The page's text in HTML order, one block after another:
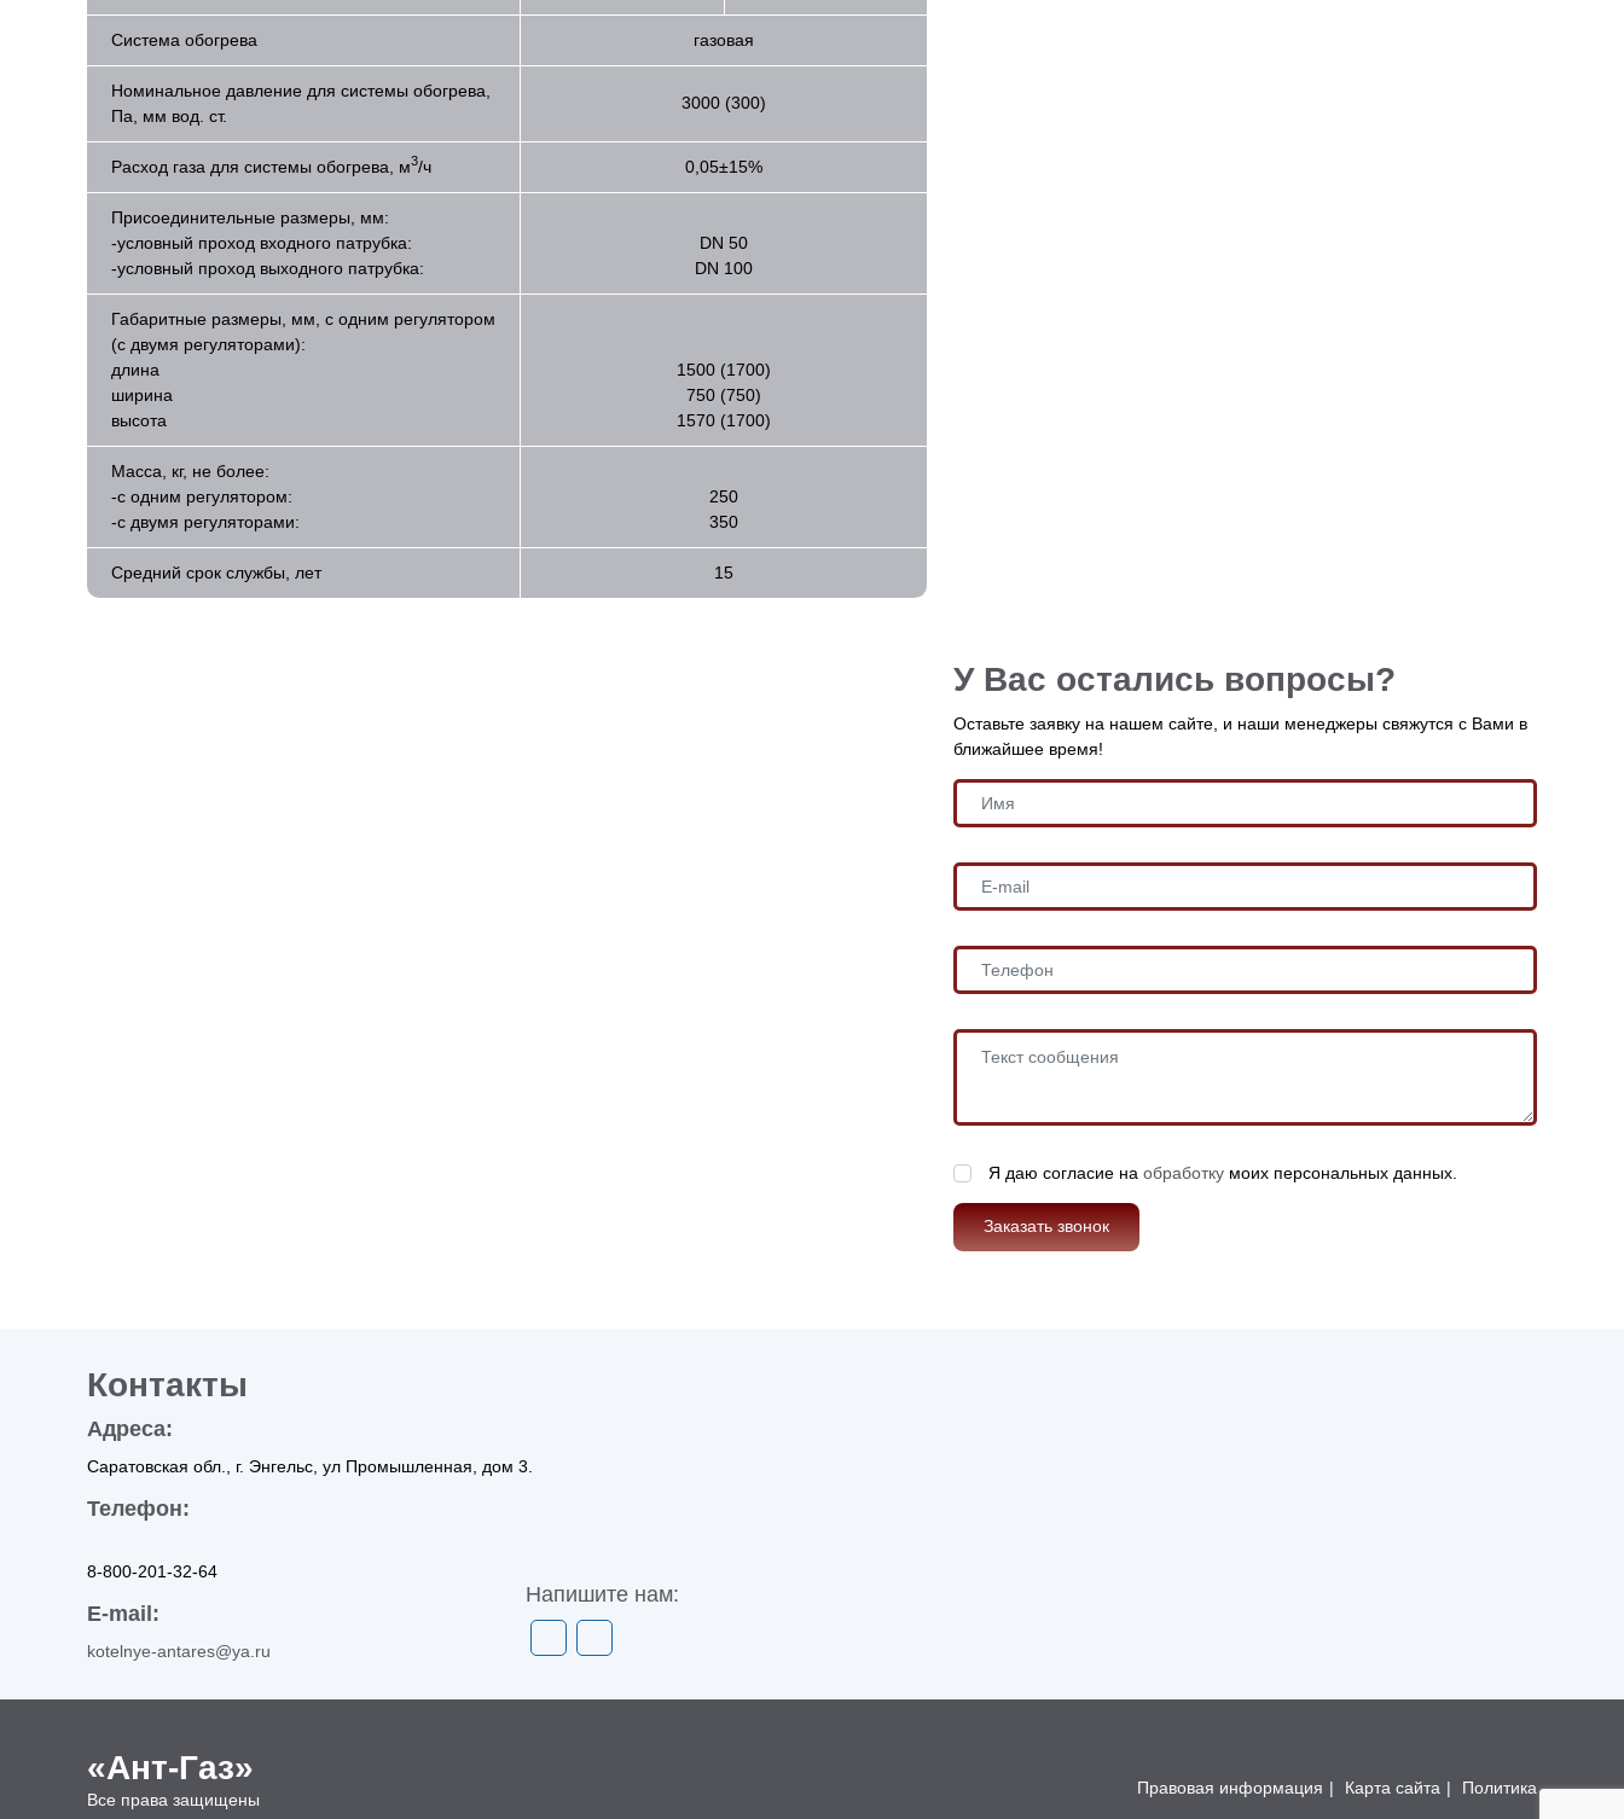
Система обогрева газовая
Номинальное давление для системы обогрева,
Па, мм вод. ст.
3000 (300)
Расход газа для системы обогрева, м3/ч 0,05±15%
Присоединительные размеры, мм:
-условный проход входного патрубка:
-условный проход выходного патрубка:
DN 50
DN 100
Габаритные размеры, мм, с одним регулятором
(с двумя регуляторами):
длина
ширина
высота
1500 (1700)
750 (750)
1570 (1700)
Масса, кг, не более:
-с одним регулятором:
-с двумя регуляторами:
250
350
Средний срок службы, лет 15
У Вас остались вопросы?
Оставьте заявку на нашем сайте, и наши менеджеры свяжутся с Вами в
ближайшее время!
Я даю согласие наобработку моих персональных данных.
Заказать звонок
Контакты
Адреса:
Саратовская обл., г. Энгельс, ул Промышленная, дом 3.
Телефон:
8-800-201-32-64
E-mail:
kotelnye-antares@ya.ru
Напишите нам:
«Ант-Газ»
Все права защищены
Правовая информация | Карта сайта | Политика